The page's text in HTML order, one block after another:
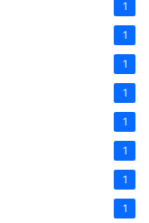
1
1
1
1
1
1
1
1